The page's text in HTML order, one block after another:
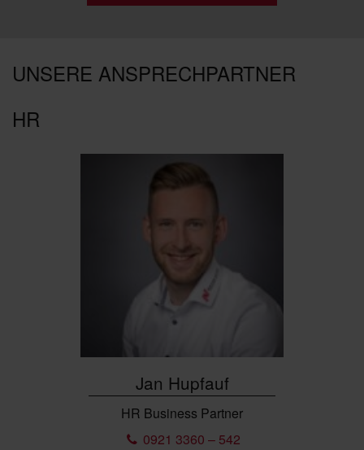
UNSERE ANSPRECHPARTNER
HR
Jan Hupfauf
HR Business Partner
0921 3360 – 542